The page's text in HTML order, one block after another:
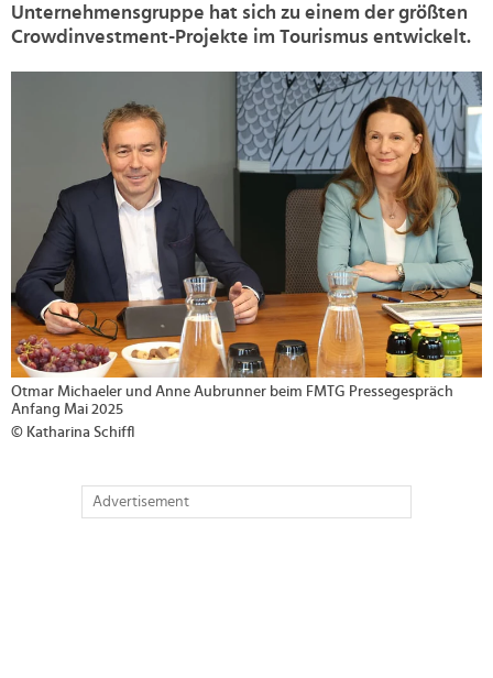
Unternehmensgruppe hat sich zu einem der größten
Crowdinvestment-Projekte im Tourismus entwickelt.
Otmar Michaeler und Anne Aubrunner beim FMTG Pressegespräch
Anfang Mai 2025
© Katharina Schiffl
Advertisement